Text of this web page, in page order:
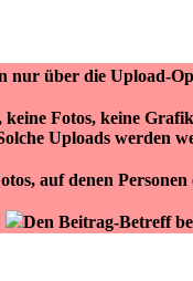
nur über die Upload-
Fotos, keine
Uploads werden
auf denen
Den Beitrag-Betreff